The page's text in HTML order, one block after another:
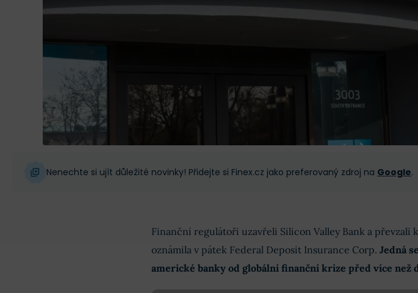
Nenechte si ujít důležité novinky! Přidejte si Finex.cz jako preferovaný zdroj na Google.
Finanční regulátoři uzavřeli Silicon Valley Bank a převzali
oznámila v pátek Federal Deposit Insurance Corp. Jedná
americké banky od globální finanční krize před více než